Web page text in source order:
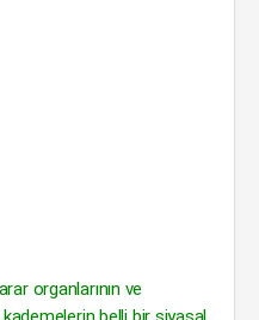
organlarının ve